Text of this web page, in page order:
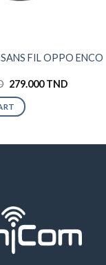
FIL OPPO ENCO
279.000TND